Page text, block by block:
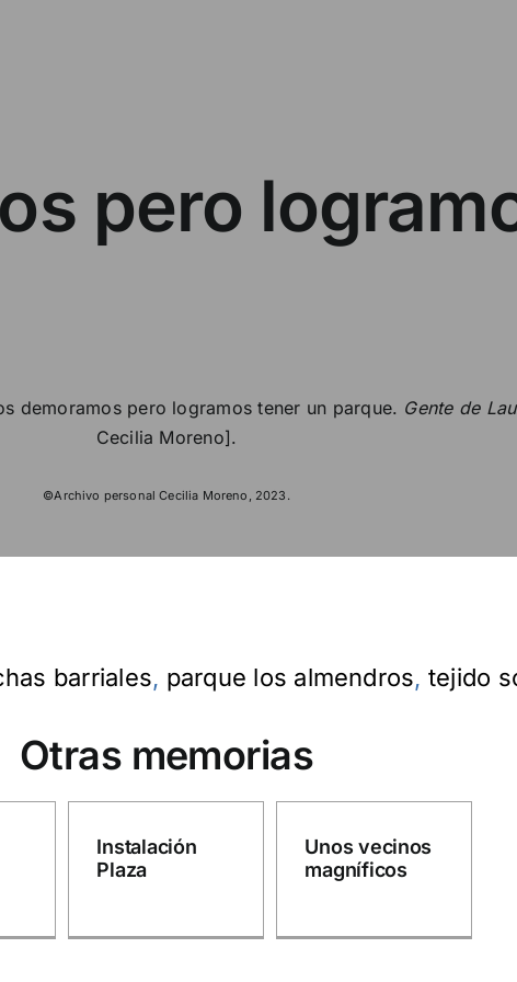
pero
demoramos pero logramos tener un parque. Gente de
Cecilia Moreno].
©Archivo personal Cecilia Moreno, 2023.
barriales, parque los almendros, tejido
Otras memorias
Instalación
Plaza
Unos vecinos
magníficos